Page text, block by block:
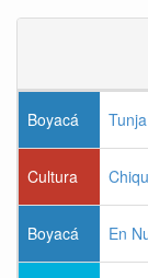
Boyacá
Cultura
Boyacá En